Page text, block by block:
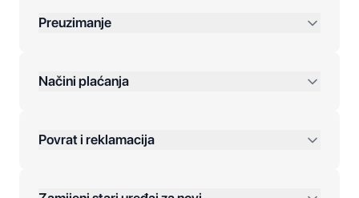
Preuzimanje
Načini plaćanja
Povrat i reklamacija